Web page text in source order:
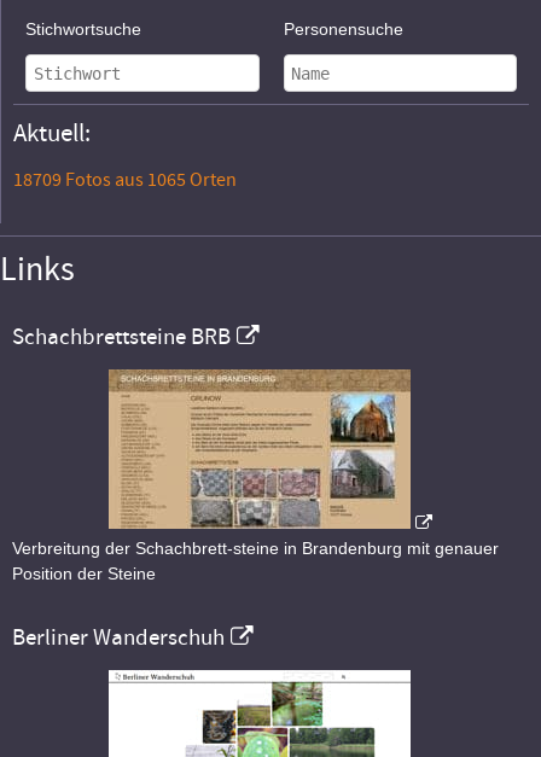
Stichwortsuche Personensuche
Aktuell:
18709 Fotos aus 1065 Orten
Links
Schachbrettsteine BRB
Verbreitung der Schachbrett-steine in Brandenburg mit genauer
Position der Steine
Berliner Wanderschuh